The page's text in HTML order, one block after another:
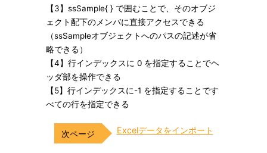
【3】ssSample{ } で囲むことで、そのオブジ
ェクト配下のメンバに直接アクセスできる
（ssSampleオブジェクトへのパスの記述が省
略できる）
【4】行インデックスに 0 を指定することでヘ
ッダ部を操作できる
【5】行インデックスに-1 を指定することです
べての行を指定できる
Excelデータをインポート